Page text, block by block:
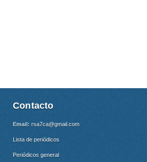
Contacto
Email: rsa7ca@gmail.com
Lista de periódicos
Periódicos general